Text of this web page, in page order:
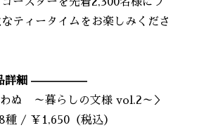
ティータイムをお楽しみくださ
詳細 —————
ぬ ～暮らしの文様 vol.2～＞
種 / ￥1,650（税込）